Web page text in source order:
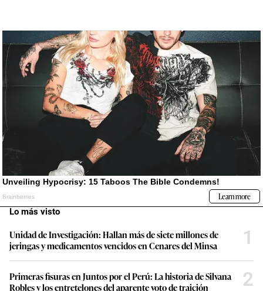
Lo más visto
Unidad de Investigación: Hallan más de siete millones de
jeringas y medicamentos vencidos en Cenares del Minsa
1
Primeras fisuras en Juntos por el Perú: La historia de Silvana
Robles y los entretelones del aparente voto de traición
2